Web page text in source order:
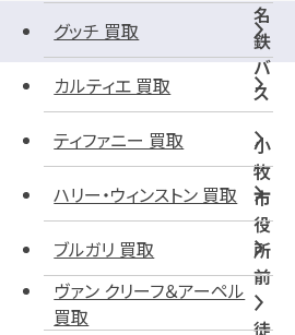
名
鉄
バ
ス
小
牧
市
役
所
前
徒
グッチ 買取
カルティエ 買取
ティファニー 買取
ハリー・ウィンストン 買取
ブルガリ 買取
ヴァン クリーフ＆アーペル
買取